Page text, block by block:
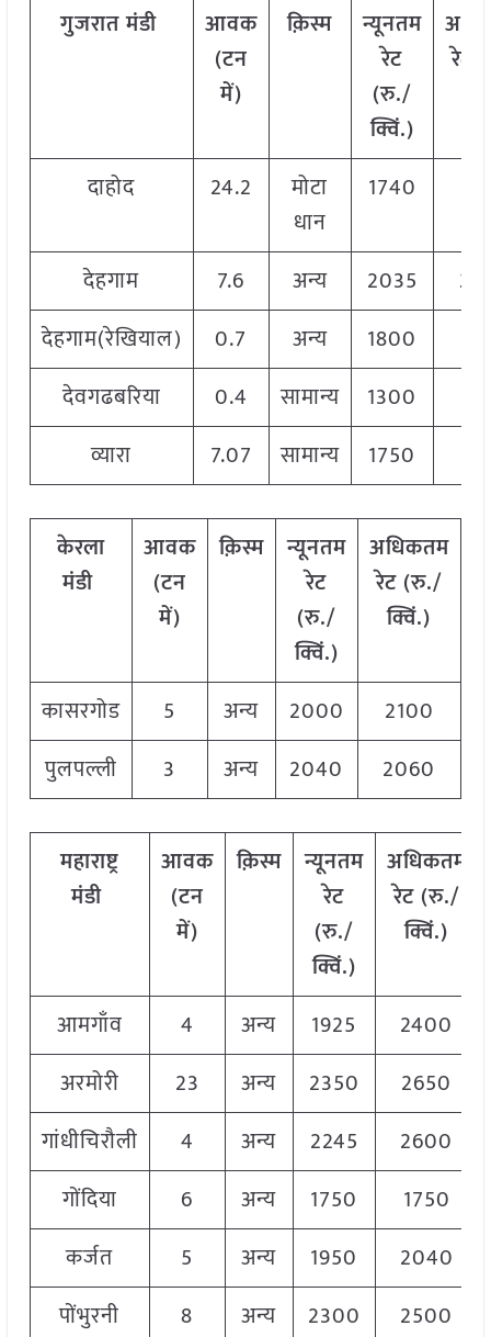
गुजरात मंडी
आवक
(टन
में)
क़िस्म
न्यूनतम
रेट
(रु./
क्विं.)
रेट
दाहोद 24.2
मोटा
धान
1740
देहगाम 7.6 अन्य 2035
देहगाम(रेखियाल)
0.7 अन्य 1800
देवगढबरिया
0.4 सामान्य 1300
व्यारा
7.07 सामान्य 1750
केरला
मंडी
आवक
(टन
में)
क़िस्म
न्यूनतम
रेट
(रु./
क्विं.)
अधिकतम
रेट (रु./
क्विं.)
कासरगोड
5 अन्य 2000 2100
पुलपल्ली
3 अन्य 2040 2060
महाराष्ट्र
मंडी
आवक
(टन
में)
क़िस्म
न्यूनतम
रेट
(रु./
क्विं.)
अधिकतम
रेट (रु./
क्विं.)
आमगाँव 4 अन्य 1925
2400
अरमोरी
23 अन्य 2350
2650
गांधीचिरौली
4 अन्य 2245
2600
गोंदिया
6 अन्य 1750
1750
कर्जत
5 अन्य 1950 2040
पोंभुरनी
8 अन्य 2300 2500